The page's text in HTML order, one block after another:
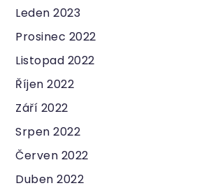
Leden 2023
Prosinec 2022
Listopad 2022
Říjen 2022
Září 2022
Srpen 2022
Červen 2022
Duben 2022